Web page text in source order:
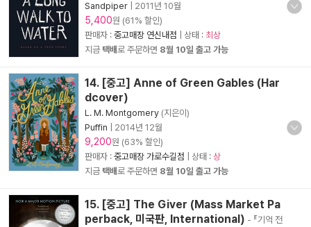
Sandpiper
2011년 10월
5,400원 (61% 할인)
판매자 : 중고매장 연신내점 | 상태 : 최상
지금 택배로 주문하면 8월 10일 출고 가능
14. [중고] Anne of Green Gables (Har
dcover)
L. M. Montgomery (지은이)
Puffin
2014년 12월
9,200원 (63% 할인)
판매자 : 중고매장 가로수길점 | 상태 : 상
지금 택배로 주문하면 8월 10일 출고 가능
15. [중고] The Giver (Mass Market Pa
perback, 미국판, International) - 『기억 전